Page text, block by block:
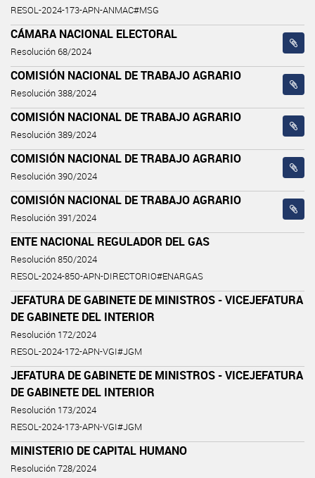
RESOL-2024-173-APN-ANMAC#MSG
CÁMARA NACIONAL ELECTORAL
Resolución 68/2024
COMISIÓN NACIONAL DE TRABAJO AGRARIO
Resolución 388/2024
COMISIÓN NACIONAL DE TRABAJO AGRARIO
Resolución 389/2024
COMISIÓN NACIONAL DE TRABAJO AGRARIO
Resolución 390/2024
COMISIÓN NACIONAL DE TRABAJO AGRARIO
Resolución 391/2024
ENTE NACIONAL REGULADOR DEL GAS
Resolución 850/2024
RESOL-2024-850-APN-DIRECTORIO#ENARGAS
JEFATURA DE GABINETE DE MINISTROS - VICEJEFATURA
DE GABINETE DEL INTERIOR
Resolución 172/2024
RESOL-2024-172-APN-VGI#JGM
JEFATURA DE GABINETE DE MINISTROS - VICEJEFATURA
DE GABINETE DEL INTERIOR
Resolución 173/2024
RESOL-2024-173-APN-VGI#JGM
MINISTERIO DE CAPITAL HUMANO
Resolución 728/2024